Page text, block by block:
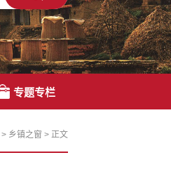
专题专栏
> 乡镇之窗 > 正文